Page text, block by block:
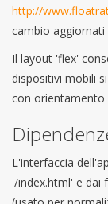
http://
cambio aggiornati
Il layout 'flex'
dispositivi mobili
con orientamento
L'interfaccia
'/index.html' e dai